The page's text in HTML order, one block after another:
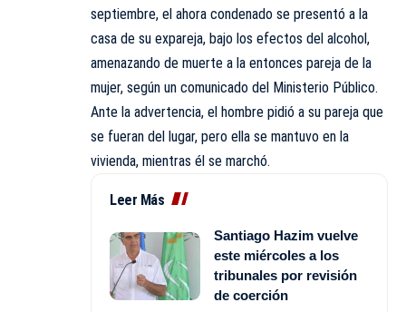
septiembre, el ahora condenado se presentó a la
casa de su expareja, bajo los efectos del alcohol,
amenazando de muerte a la entonces pareja de la
mujer, según un comunicado del Ministerio Público.
Ante la advertencia, el hombre pidió a su pareja que
se fueran del lugar, pero ella se mantuvo en la
vivienda, mientras él se marchó.
Leer Más
Santiago Hazim vuelve
este miércoles a los
tribunales por revisión
de coerción